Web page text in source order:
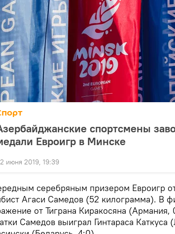
спортсмены
Евроигр в Минске
июня 2019, 19:39
серебряным призером Евроигр
Агаси Самедов (52 килограмма). В
от Тиграна Киракосяна
Самедов выиграл Гинтараса